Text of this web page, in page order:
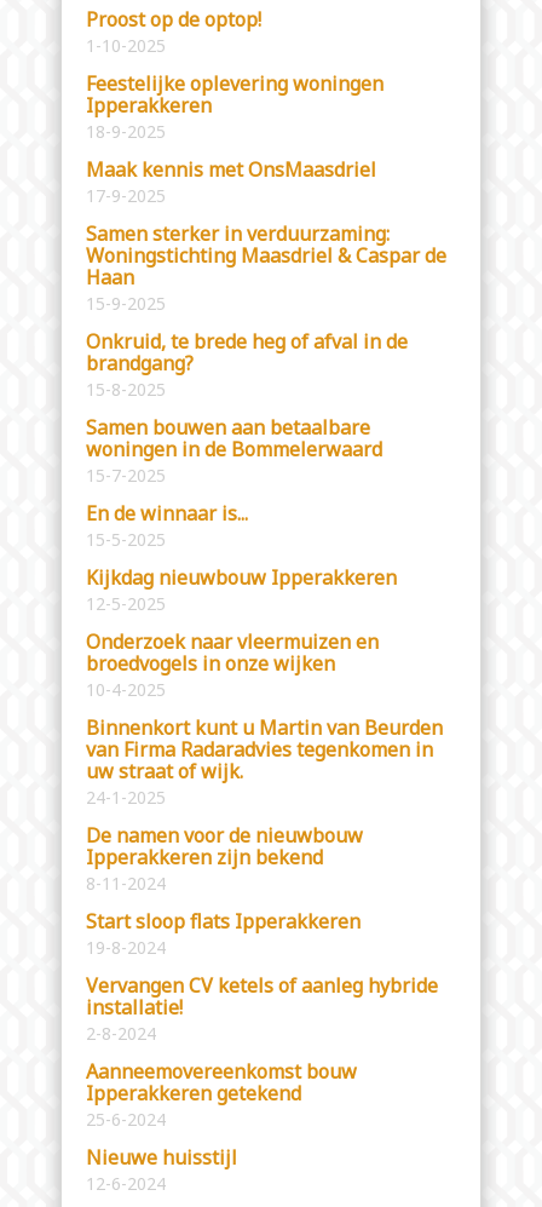
Proost op de optop!
1-10-2025
Feestelijke oplevering woningen
Ipperakkeren
18-9-2025
Maak kennis met OnsMaasdriel
17-9-2025
Samen sterker in verduurzaming:
Woningstichting Maasdriel & Caspar de
Haan
15-9-2025
Onkruid, te brede heg of afval in de
brandgang?
15-8-2025
Samen bouwen aan betaalbare
woningen in de Bommelerwaard
15-7-2025
En de winnaar is...
15-5-2025
Kijkdag nieuwbouw Ipperakkeren
12-5-2025
Onderzoek naar vleermuizen en
broedvogels in onze wijken
10-4-2025
Binnenkort kunt u Martin van Beurden
van Firma Radaradvies tegenkomen in
uw straat of wijk.
24-1-2025
De namen voor de nieuwbouw
Ipperakkeren zijn bekend
8-11-2024
Start sloop flats Ipperakkeren
19-8-2024
Vervangen CV ketels of aanleg hybride
installatie!
2-8-2024
Aanneemovereenkomst bouw
Ipperakkeren getekend
25-6-2024
Nieuwe huisstijl
12-6-2024